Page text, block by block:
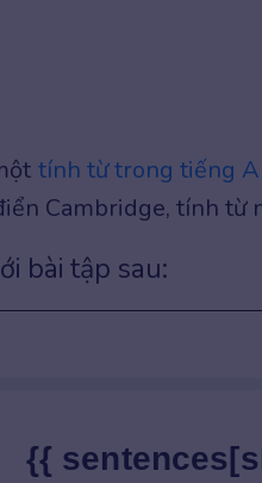
tính từ trong tiếng
Cambridge, tính từ
bài tập sau:
{{